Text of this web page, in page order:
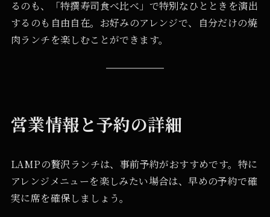
るのも、「特撰寿司食べ比べ」で特別なひとときを演出
するのも自由自在。お好みのアレンジで、自分だけの焼
肉ランチを楽しむことができます。
営業情報と予約の詳細
LAMPの贅沢ランチは、事前予約がおすすめです。特に
アレンジメニューを楽しみたい場合は、早めの予約で確
実に席を確保しましょう。